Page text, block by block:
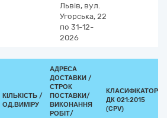
Львів, вул.
Угорська, 22
по 31-12-
2026
КІЛЬКІСТЬ /
ОД.ВИМІРУ
АДРЕСА
ДОСТАВКИ /
СТРОК
ПОСТАВКИ/
ВИКОНАННЯ
РОБІТ/
КЛАСИФІКАТОР
ДК 021:2015
(CPV)